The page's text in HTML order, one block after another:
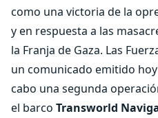
como una victoria de la
y en respuesta a las
la Franja de Gaza. Las
un comunicado emitido
cabo una segunda
el barco Transworld